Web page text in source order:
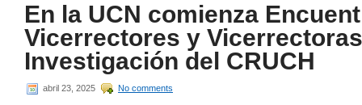
En la UCN comienza
Vicerrectores y
Investigación del CRUCH
abril 23, 2025 No comments